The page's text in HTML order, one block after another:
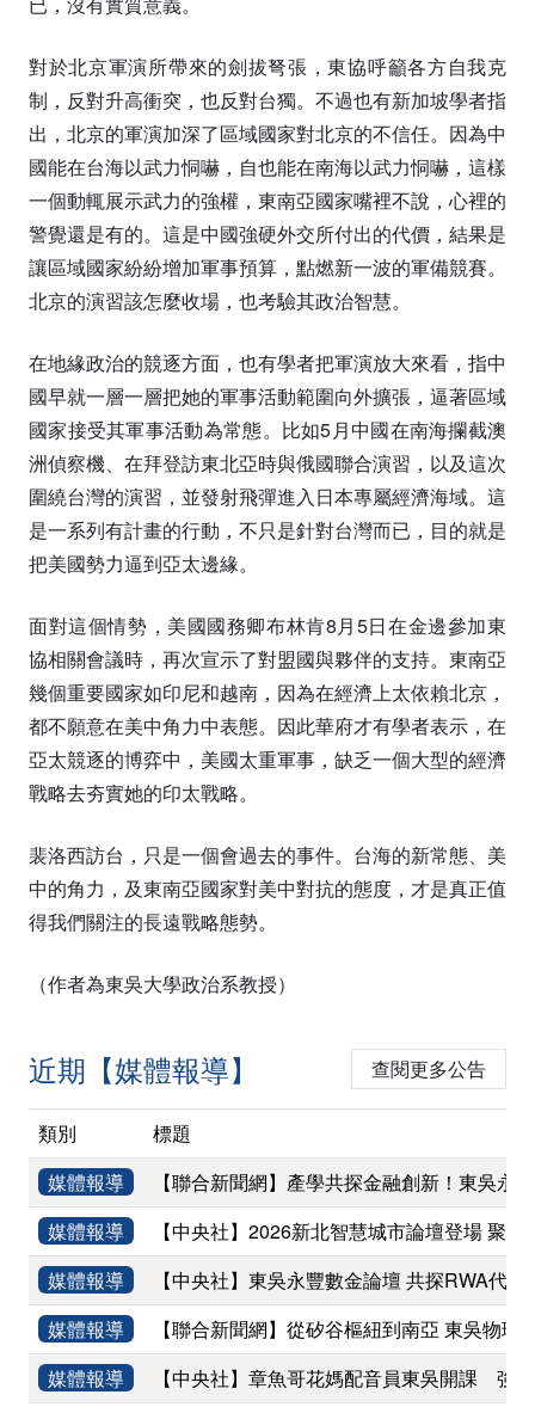
對於北京軍演所帶來的劍拔弩張，東協呼籲各方自我克
制，反對升高衝突，也反對台獨。不過也有新加坡學者指
出，北京的軍演加深了區域國家對北京的不信任。因為中
國能在台海以武力恫嚇，自也能在南海以武力恫嚇，這樣
一個動輒展示武力的強權，東南亞國家嘴裡不說，心裡的
警覺還是有的。這是中國強硬外交所付出的代價，結果是
讓區域國家紛紛增加軍事預算，點燃新一波的軍備競賽。
北京的演習該怎麼收場，也考驗其政治智慧。
在地緣政治的競逐方面，也有學者把軍演放大來看，指中
國早就一層一層把她的軍事活動範圍向外擴張，逼著區域
國家接受其軍事活動為常態。比如5月中國在南海攔截澳
洲偵察機、在拜登訪東北亞時與俄國聯合演習，以及這次
圍繞台灣的演習，並發射飛彈進入日本專屬經濟海域。這
是一系列有計畫的行動，不只是針對台灣而已，目的就是
把美國勢力逼到亞太邊緣。
面對這個情勢，美國國務卿布林肯8月5日在金邊參加東
協相關會議時，再次宣示了對盟國與夥伴的支持。東南亞
幾個重要國家如印尼和越南，因為在經濟上太依賴北京，
都不願意在美中角力中表態。因此華府才有學者表示，在
亞太競逐的博弈中，美國太重軍事，缺乏一個大型的經濟
戰略去夯實她的印太戰略。
裴洛西訪台，只是一個會過去的事件。台海的新常態、美
中的角力，及東南亞國家對美中對抗的態度，才是真正值
得我們關注的長遠戰略態勢。
（作者為東吳大學政治系教授）
近期【媒體報導】 查閱更多公告
類別
標題
媒體報導
【聯合新聞網】產學共探金融創新！東吳
媒體報導
【中央社】2026新北智慧城市論壇登場 聚
媒體報導
【中央社】東吳永豐數金論壇 共探RWA代幣
媒體報導
【聯合新聞網】從矽谷樞紐到南亞 東吳物理
媒體報導
【中央社】章魚哥花媽配音員東吳開課 強